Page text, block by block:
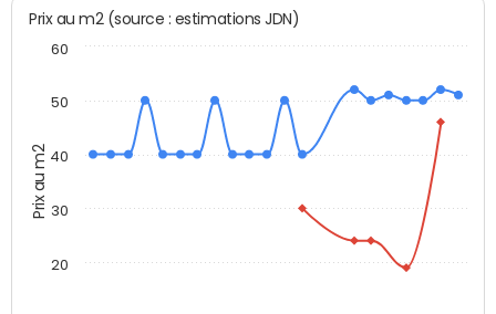
Prix au m2
Prix au m2 (source : estimations JDN)
20
30
40
50
60